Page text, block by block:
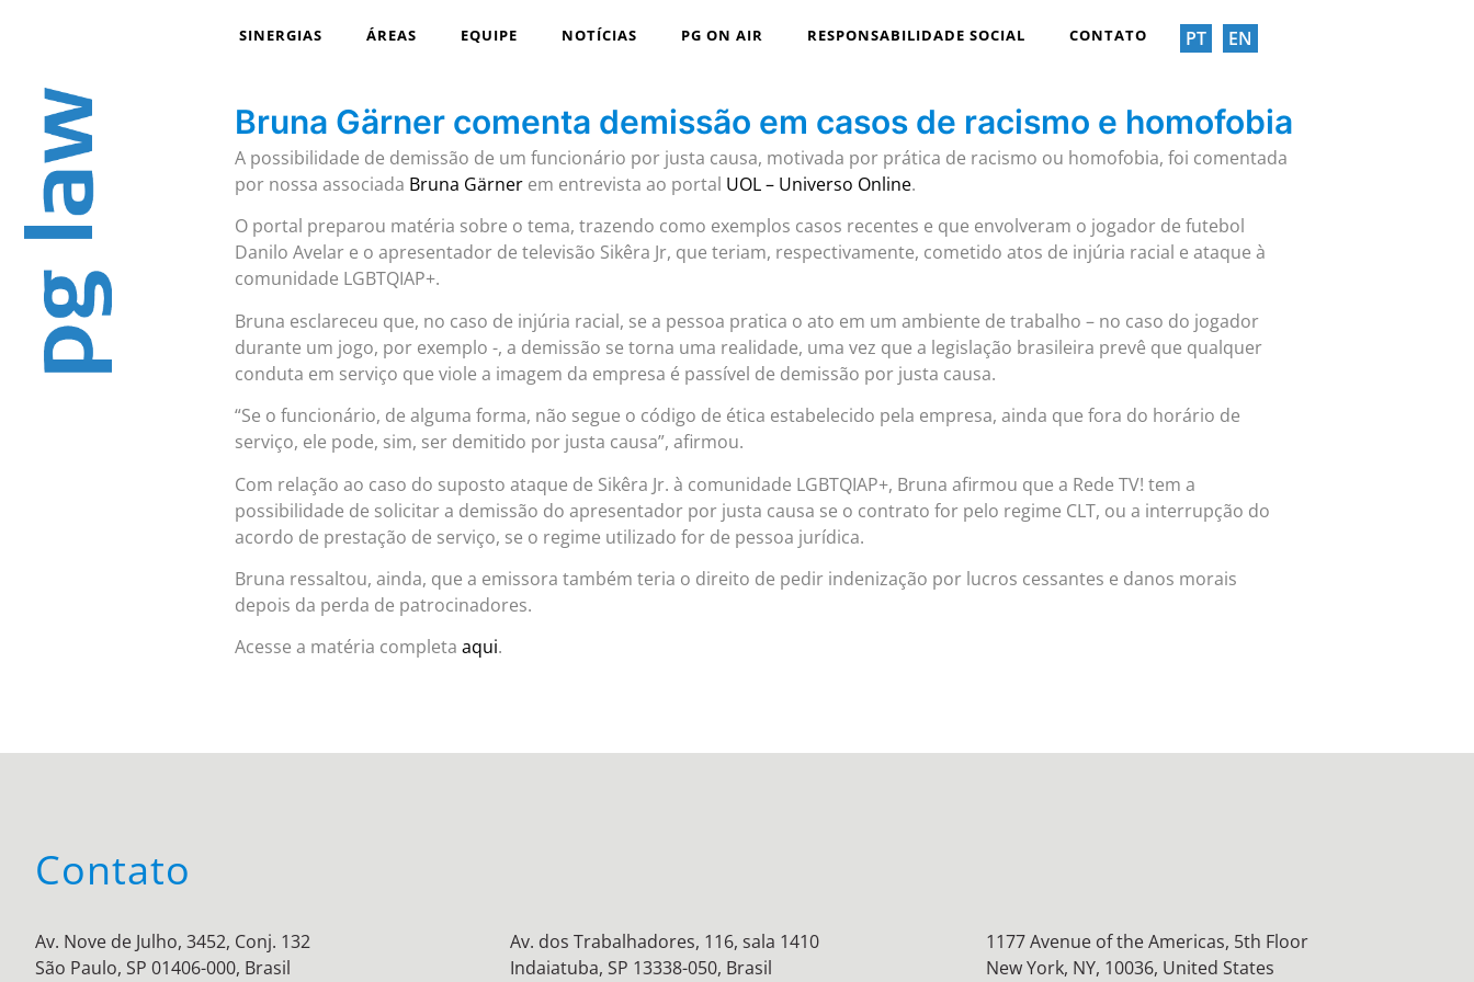
SINERGIAS ÁREAS EQUIPE NOTÍCIAS PG ON AIR RESPONSABILIDADE SOCIAL CONTATO PT EN
Bruna Gärner comenta demissão em casos de racismo e homofobia
A possibilidade de demissão de um funcionário por justa causa, motivada por prática de racismo ou homofobia, foi comentada
por nossa associada Bruna Gärner em entrevista ao portal UOL – Universo Online.
O portal preparou matéria sobre o tema, trazendo como exemplos casos recentes e que envolveram o jogador de futebol
Danilo Avelar e o apresentador de televisão Sikêra Jr, que teriam, respectivamente, cometido atos de injúria racial e ataque à
comunidade LGBTQIAP+.
Bruna esclareceu que, no caso de injúria racial, se a pessoa pratica o ato em um ambiente de trabalho – no caso do jogador
durante um jogo, por exemplo -, a demissão se torna uma realidade, uma vez que a legislação brasileira prevê que qualquer
conduta em serviço que viole a imagem da empresa é passível de demissão por justa causa.
“Se o funcionário, de alguma forma, não segue o código de ética estabelecido pela empresa, ainda que fora do horário de
serviço, ele pode, sim, ser demitido por justa causa”, afirmou.
Com relação ao caso do suposto ataque de Sikêra Jr. à comunidade LGBTQIAP+, Bruna afirmou que a Rede TV! tem a
possibilidade de solicitar a demissão do apresentador por justa causa se o contrato for pelo regime CLT, ou a interrupção do
acordo de prestação de serviço, se o regime utilizado for de pessoa jurídica.
Bruna ressaltou, ainda, que a emissora também teria o direito de pedir indenização por lucros cessantes e danos morais
depois da perda de patrocinadores.
Acesse a matéria completa aqui.
Contato
Av. Nove de Julho, 3452, Conj. 132
São Paulo, SP 01406-000, Brasil
Av. dos Trabalhadores, 116, sala 1410
Indaiatuba, SP 13338-050, Brasil
1177 Avenue of the Americas, 5th Floor
New York, NY, 10036, United States